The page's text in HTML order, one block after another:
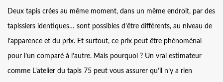
Deux tapis crées au même moment, dans un même endroit, par des
tapissiers identiques… sont possibles d’être différents, au niveau de
l’apparence et du prix. Et surtout, ce prix peut être phénoménal
pour l’un comparé à l’autre. Mais pourquoi ? Un vrai estimateur
comme L'atelier du tapis 75 peut vous assurer qu’il n’y a rien